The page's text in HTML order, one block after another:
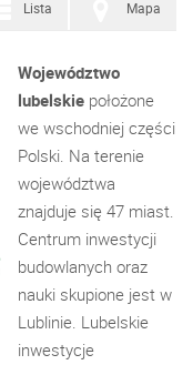
Mapa
Lista
Województwo
lubelskie położone
we wschodniej części
Polski. Na terenie
województwa
znajduje się 47 miast.
Centrum inwestycji
budowlanych oraz
nauki skupione jest w
Lublinie. Lubelskie
inwestycje